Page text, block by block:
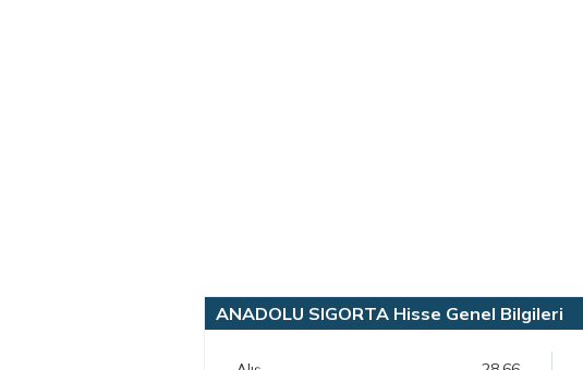
ANADOLU SIGORTA Hisse Genel Bilgileri